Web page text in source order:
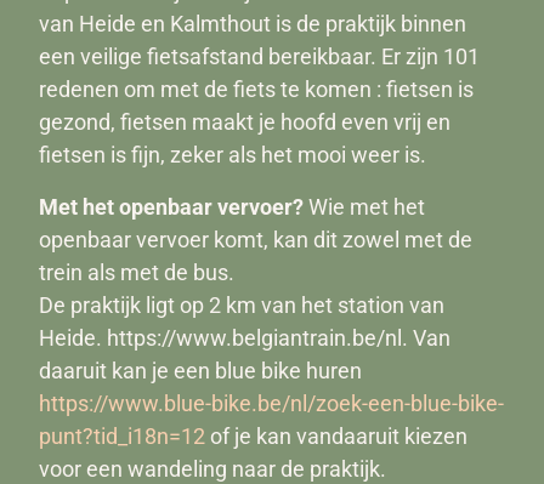
van Heide en Kalmthout is de praktijk binnen
een veilige fietsafstand bereikbaar. Er zijn 101
redenen om met de fiets te komen : fietsen is
gezond, fietsen maakt je hoofd even vrij en
fietsen is fijn, zeker als het mooi weer is.
Met het openbaar vervoer?Wie met het
openbaar vervoer komt, kan dit zowel met de
trein als met de bus.
De praktijk ligt op 2 km van het station van
Heide. https://www.belgiantrain.be/nl. Van
daaruit kan je een blue bike huren
https://www.blue-bike.be/nl/zoek-een-blue-bike-
punt?tid_i18n=12 of je kan vandaaruit kiezen
voor een wandeling naar de praktijk.